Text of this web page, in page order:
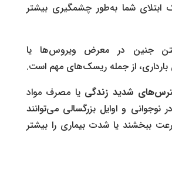
ابتلای شما به‌طور چشمگیری بیشتر
جنین در معرض ویروس‌ها یا
بارداری، از جمله ریسک‌های مهم است.
شدید زندگی یا مصرف مواد
و اوایل بزرگسالی می‌توانند
ببخشند یا شدت بیماری را بیشتر